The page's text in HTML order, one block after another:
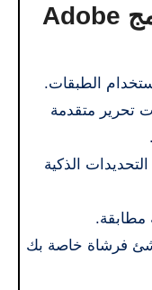
الميزات الرئيسية لبرنامج Adobe
الطبقات.
تحرير متقدمة
الذكية
مطابقة.
فرشاة خاصة بك